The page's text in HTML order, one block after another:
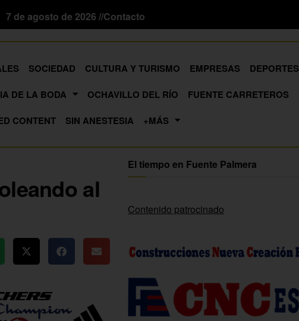
7 de agosto de 2026 //Contacto
SOCIEDAD CULTURA Y TURISMO EMPRESAS
DEPORTES
DE LA BODA OCHAVILLO DEL RÍO
FUENTE CARRETEROS
CONTENT
SIN ANESTESIA +MÁS
al
El tiempo en Fuente Palmera
Contenido patrocinado